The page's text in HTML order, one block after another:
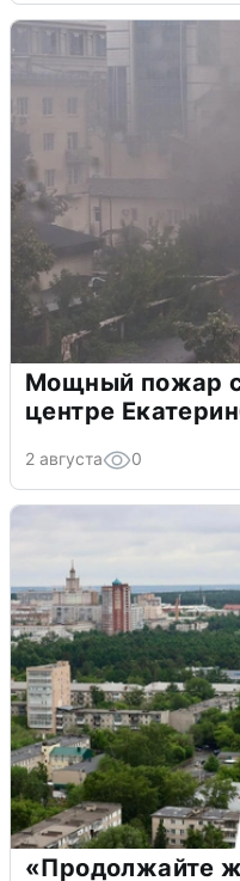
Мощный пожар
центре
2 августа 0
«Продолжайте